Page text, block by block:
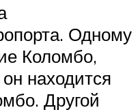
Одному
Коломбо,
находится
Другой